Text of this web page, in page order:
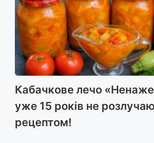
Кабачкове лечо
уже 15 років не
рецептом!